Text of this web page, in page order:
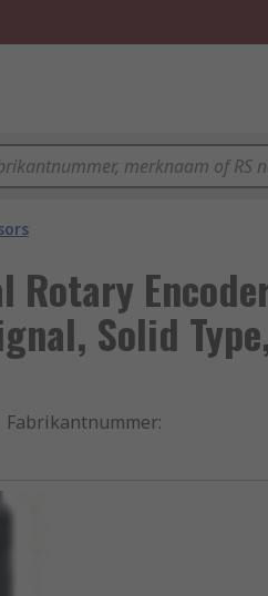
Rotary
Solid
Fabrikantnummer: